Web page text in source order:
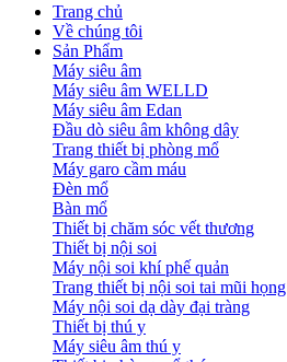
Trang chủ
Về chúng tôi
Sản Phẩm
Máy siêu âm
Máy siêu âm WELLD
Máy siêu âm Edan
Đầu dò siêu âm không dây
Trang thiết bị phòng mổ
Máy garo cầm máu
Đèn mổ
Bàn mổ
Thiết bị chăm sóc vết thương
Thiết bị nội soi
Máy nội soi khí phế quản
Trang thiết bị nội soi tai mũi họng
Máy nội soi dạ dày đại tràng
Thiết bị thú y
Máy siêu âm thú y